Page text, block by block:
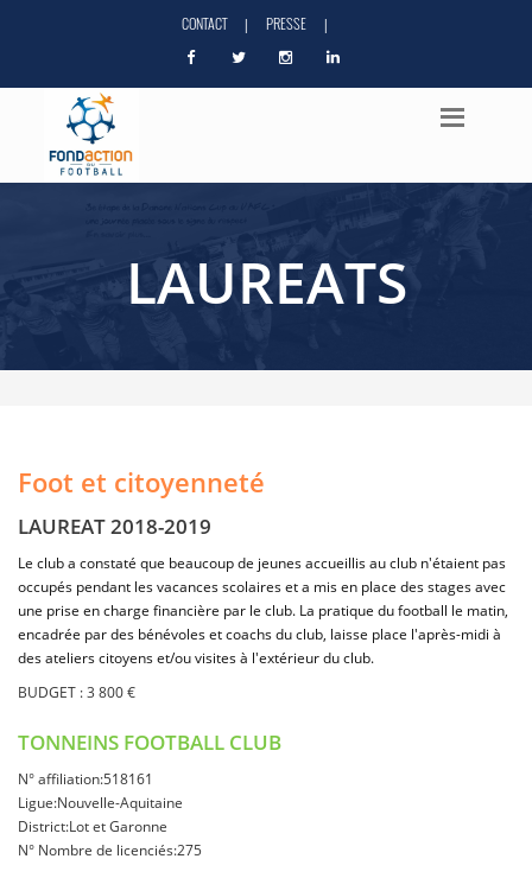
CONTACT | PRESSE |
LAUREATS
Foot et citoyenneté
LAUREAT 2018-2019
Le club a constaté que beaucoup de jeunes accueillis au club n'étaient pas
occupés pendant les vacances scolaires et a mis en place des stages avec
une prise en charge financière par le club. La pratique du football le matin,
encadrée par des bénévoles et coachs du club, laisse place l'après-midi à
des ateliers citoyens et/ou visites à l'extérieur du club.
BUDGET : 3 800 €
TONNEINS FOOTBALL CLUB
N° affiliation:518161
Ligue:Nouvelle-Aquitaine
District:Lot et Garonne
N° Nombre de licenciés:275